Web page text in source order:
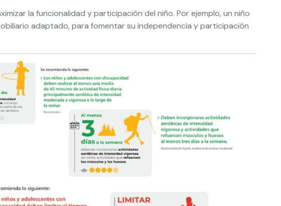
la funcionalidad y participación del niño. Por ejemplo, un niño
adaptado, para fomentar su independencia y participación